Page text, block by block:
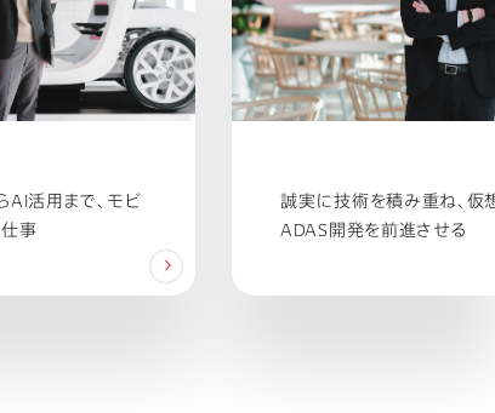
活用まで、モビ
事
誠実に技術を積み重ね、仮
ADAS開発を前進させる